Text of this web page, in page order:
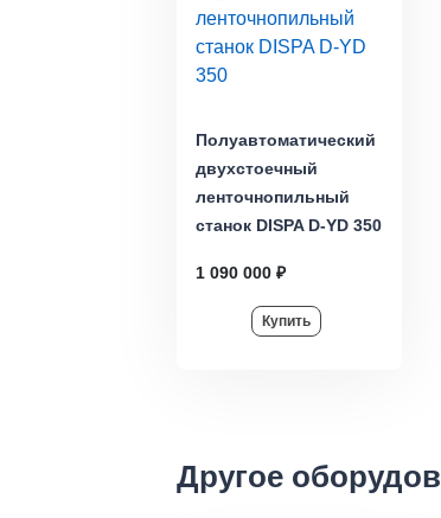
Полуавтоматический
двухстоечный
ленточнопильный
станок DISPA D-YD 350
1 090 000 ₽
Купить
Другое